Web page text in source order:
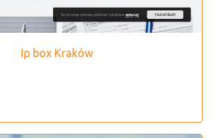
Ip box Kraków